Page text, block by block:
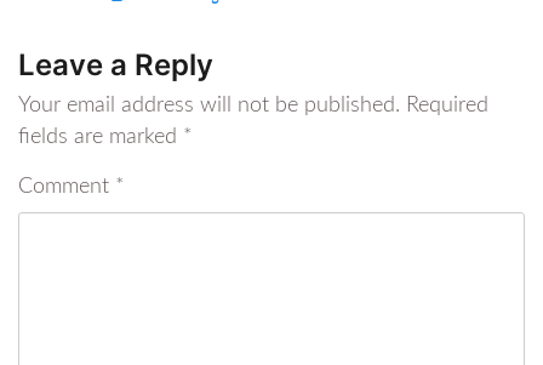
Leave a Reply
Your email address will not be published. Required
fields are marked *
Comment *